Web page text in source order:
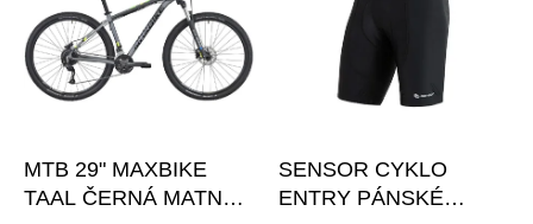
MTB 29" MAXBIKE
TAAL ČERNÁ MATNÁ-
SENSOR CYKLO
ENTRY PÁNSKÉ